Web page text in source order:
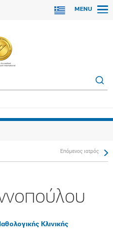
MENU
Επόμενος ιατρός
Κλινικής